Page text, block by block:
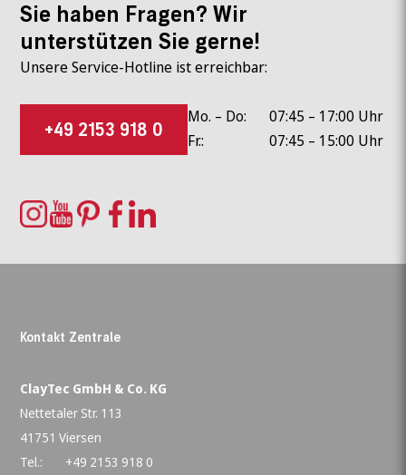
Sie haben Fragen? Wir
unterstützen Sie gerne!
Unsere Service-Hotline ist erreichbar:
+49 2153 918 0
Mo. – Do:
07:45 – 17:00 Uhr
Fr.:
07:45 – 15:00 Uhr
Kontakt Zentrale
ClayTec GmbH & Co. KG
Nettetaler Str. 113
41751 Viersen
Tel.:
+49 2153 918 0